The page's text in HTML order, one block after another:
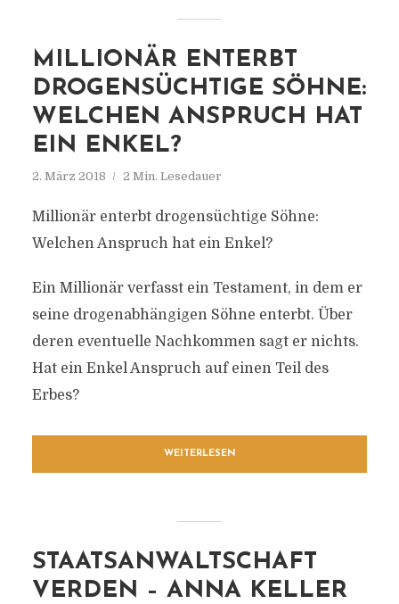
MILLIONÄR ENTERBT
DROGENSÜCHTIGE SÖHNE:
WELCHEN ANSPRUCH HAT
EIN ENKEL?
2. März 2018 2 Min. Lesedauer
Millionär enterbt drogensüchtige Söhne:
Welchen Anspruch hat ein Enkel?
Ein Millionär verfasst ein Testament, in dem er
seine drogenabhängigen Söhne enterbt. Über
deren eventuelle Nachkommen sagt er nichts.
Hat ein Enkel Anspruch auf einen Teil des
Erbes?
WEITERLESEN
STAATSANWALTSCHAFT
VERDEN – ANNA KELLER